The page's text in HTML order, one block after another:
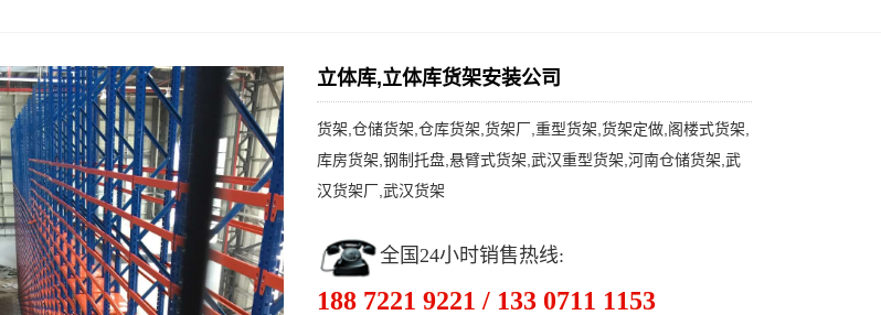
立体库,立体库货架安装公司
货架,仓储货架,仓库货架,货架厂,重型货架,货架定做,阁楼式货架,
库房货架,钢制托盘,悬臂式货架,武汉重型货架,河南仓储货架,武
汉货架厂,武汉货架
全国24小时销售热线:
188 7221 9221 / 133 0711 1153